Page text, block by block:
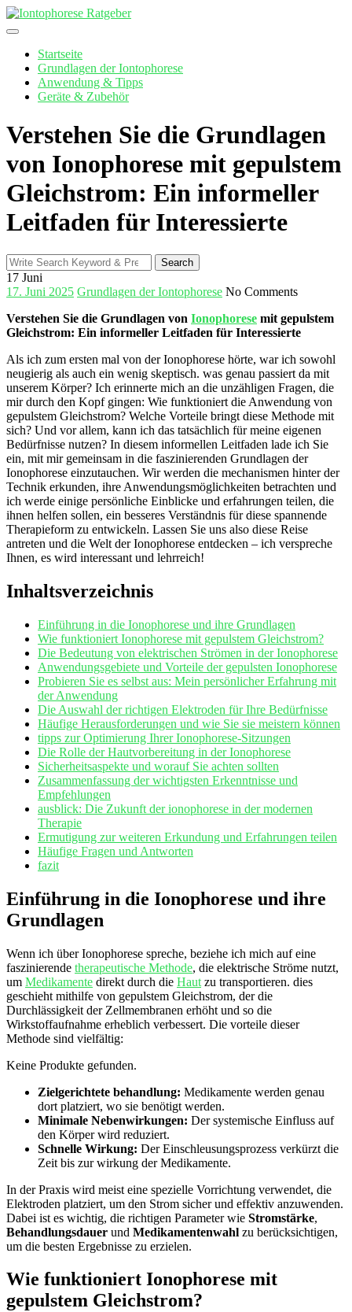
Skip
to
Startseite
Grundlagen der Iontophorese
Anwendung & Tipps
Geräte & Zubehör
Verstehen Sie die Grundlagen
von Ionophorese mit gepulstem
Gleichstrom: Ein informeller
Leitfaden für Interessierte
Search
for:
Search
17 Juni
17. Juni 2025 Grundlagen der Iontophorese No Comments
Verstehen Sie die Grundlagen von ⁤ Ionophorese mit‌ gepulstem
Gleichstrom: Ein‌ informeller Leitfaden ​für​ Interessierte
Als ich zum ersten mal von der Ionophorese hörte, war ich sowohl
neugierig als ⁢auch ein wenig skeptisch. ⁣was genau passiert da mit
⁣unserem Körper? Ich erinnerte mich an die unzähligen Fragen, die ​
mir⁢ durch den Kopf gingen: Wie​ funktioniert‍ die Anwendung von
gepulstem Gleichstrom?⁤ Welche Vorteile bringt diese Methode mit
‍sich? Und vor allem, kann ich ⁢das tatsächlich⁤ für meine eigenen
Bedürfnisse nutzen? In diesem ​informellen⁣ Leitfaden⁤ lade ich Sie
‍ein, mit mir⁢ gemeinsam in⁣ die faszinierenden Grundlagen der
Ionophorese einzutauchen. Wir werden‌ die mechanismen hinter der⁤
Technik erkunden, ihre⁤ Anwendungsmöglichkeiten​ betrachten und
ich werde‍ einige ⁣persönliche Einblicke ⁣und‌ erfahrungen teilen, die
ihnen helfen sollen, ⁣ein besseres Verständnis für diese spannende⁣
Therapieform zu entwickeln. Lassen ⁤Sie uns also diese⁤ Reise
antreten und die Welt⁢ der Ionophorese⁢ entdecken –‍ ich verspreche
Ihnen,⁣ es wird​ interessant und‌ lehrreich!
Inhaltsverzeichnis
Einführung in die Ionophorese und ihre‌ Grundlagen
Wie funktioniert‌ Ionophorese mit gepulstem‍ Gleichstrom?
Die​ Bedeutung‍ von elektrischen ‌Strömen⁤ in der Ionophorese
Anwendungsgebiete und ⁣Vorteile ‌der gepulsten Ionophorese
Probieren ​Sie es selbst aus: Mein persönlicher Erfahrung mit
der Anwendung
Die Auswahl​ der ‌richtigen Elektroden für Ihre Bedürfnisse
Häufige⁣ Herausforderungen und wie Sie sie meistern ⁢können
tipps zur Optimierung Ihrer Ionophorese-Sitzungen
Die Rolle der Hautvorbereitung in⁣ der Ionophorese
Sicherheitsaspekte und⁣ worauf Sie achten sollten
Zusammenfassung der wichtigsten Erkenntnisse und​
Empfehlungen
ausblick: Die Zukunft‍ der ionophorese⁢ in der⁣ modernen⁤
Therapie
Ermutigung zur ‍weiteren Erkundung und‌ Erfahrungen teilen
Häufige⁢ Fragen und ⁤Antworten
fazit
Einführung‌ in ⁢die ⁢Ionophorese ⁢und ihre
⁢Grundlagen
Wenn ‍ich​ über Ionophorese spreche, beziehe ‍ich ‌mich auf eine
faszinierende therapeutische Methode,‌ die elektrische Ströme nutzt,⁤
um Medikamente direkt durch ‌die Haut zu transportieren. dies
geschieht mithilfe von gepulstem Gleichstrom, der die
Durchlässigkeit der Zellmembranen erhöht und so die
Wirkstoffaufnahme erheblich verbessert. Die​ vorteile dieser
Methode sind vielfältig:
Keine Produkte gefunden.
Zielgerichtete behandlung: Medikamente werden⁤ genau
dort platziert, wo ⁢sie ⁤benötigt werden.
Minimale Nebenwirkungen: Der systemische Einfluss auf‌
den Körper⁤ wird ‌reduziert.
Schnelle ‍Wirkung: Der Einschleusungsprozess verkürzt die
Zeit bis zur wirkung ‍der Medikamente.
In der Praxis wird ‍meist ⁢eine spezielle Vorrichtung verwendet, die
Elektroden platziert, um ⁤den Strom sicher ⁤und effektiv anzuwenden.
Dabei ist es ⁤wichtig, die richtigen Parameter wie Stromstärke,
Behandlungsdauer und Medikamentenwahl zu ⁢berücksichtigen,
um die besten Ergebnisse zu erzielen.
Wie funktioniert Ionophorese mit
gepulstem Gleichstrom?